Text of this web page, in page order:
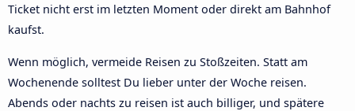
Ticket nicht erst im letzten Moment oder direkt am Bahnhof
kaufst.
Wenn möglich, vermeide Reisen zu Stoßzeiten. Statt am
Wochenende solltest Du lieber unter der Woche reisen.
Abends oder nachts zu reisen ist auch billiger, und spätere